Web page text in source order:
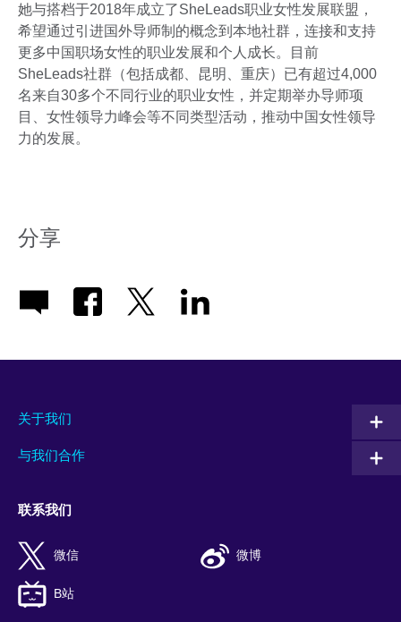
她与搭档于2018年成立了SheLeads职业女性发展联盟，
希望通过引进国外导师制的概念到本地社群，连接和支持
更多中国职场女性的职业发展和个人成长。目前
SheLeads社群（包括成都、昆明、重庆）已有超过4,000
名来自30多个不同行业的职业女性，并定期举办导师项
目、女性领导力峰会等不同类型活动，推动中国女性领导
力的发展。
分享
关于我们
与我们合作
联系我们
微信 微博
B站